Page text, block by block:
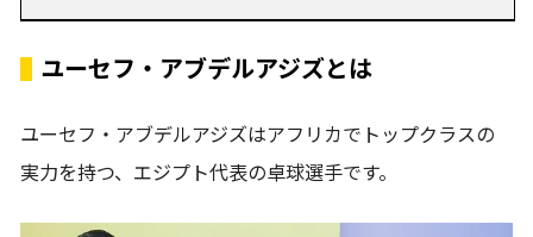
ユーセフ・アブデルアジズとは
ユーセフ・アブデルアジズはアフリカでトップクラスの
実力を持つ、エジプト代表の卓球選手です。